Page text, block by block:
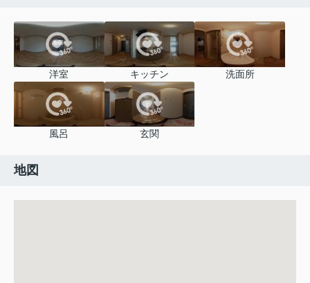
洋室 キッチン 洗面所
風呂 玄関
地図